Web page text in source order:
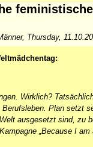
, Thursday,
Wirklich?
Plan setzt
ausgesetzt sind, zu
„Because I